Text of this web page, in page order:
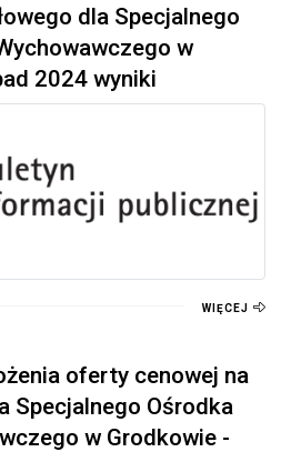
dla Specjalnego
w
2024 wyniki
WIĘCEJ
oferty cenowej na
Specjalnego Ośrodka
w Grodkowie -